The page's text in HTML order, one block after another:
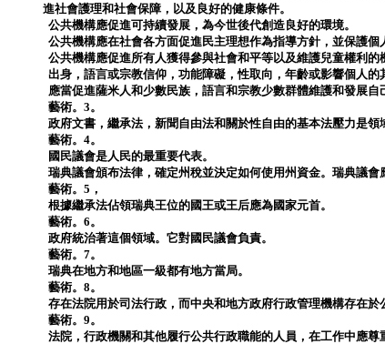
進社會護理和社會保障，以及良好的健康條件。
公共機構應促進可持續發展，為今世後代創造良好的環境。
公共機構應在社會各方面促進民主理想作為指導方針，並保護個
公共機構應促進所有人獲得參與社會和平等以及維護兒童權利
出身，語言或宗教信仰，功能障礙，性取向，年齡或影響個人的
應當促進薩米人和少數民族，語言和宗教少數群體維護和發展自
藝術。3。
政府文書，繼承法，新聞自由法和關於性自由的基本法壓力是領
藝術。4。
國民議會是人民的最重要代表。
瑞典議會頒布法律，確定州稅並決定如何使用州資金。瑞典議會
藝術。5，
根據繼承法佔領瑞典王位的國王或王后應為國家元首。
藝術。6。
政府統治著這個領域。它對國民議會負責。
藝術。7。
瑞典在地方和地區一級都有地方當局。
藝術。8。
存在法院用於司法行政，而中央和地方政府行政管理機構存在於
藝術。9。
法院，行政機關和其他履行公共行政職能的人員，在工作中應